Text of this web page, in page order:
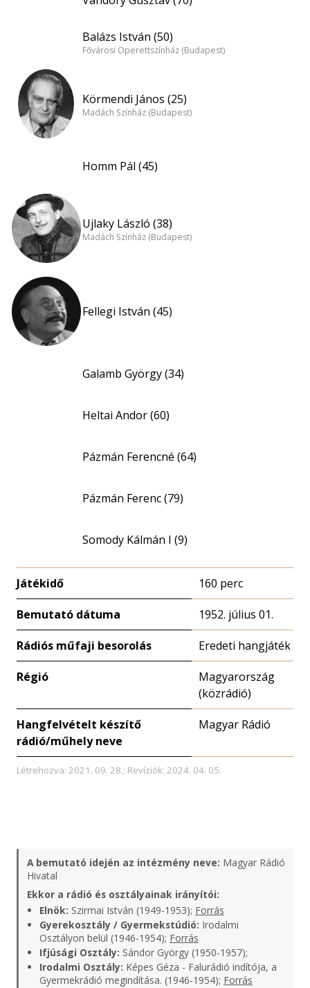
Balázs István (50)
Fővárosi Operettszínház (Budapest)
Körmendi János (25)
Madách Színház (Budapest)
Homm Pál (45)
Ujlaky László (38)
Madách Színház (Budapest)
Fellegi István (45)
Galamb György (34)
Heltai Andor (60)
Pázmán Ferencné (64)
Pázmán Ferenc (79)
Somody Kálmán I (9)
Játékidő 160 perc
Bemutató dátuma 1952. július 01.
Rádiós műfaji besorolás Eredeti hangjáték
Régió
Magyarország
(közrádió)
Hangfelvételt készítő
rádió/műhely neve
Magyar Rádió
Létrehozva: 2021. 09. 28.; Revíziók: 2024. 04. 05.
A bemutató idején az intézmény neve: Magyar Rádió
Hivatal
Ekkor a rádió és osztályainak irányítói:
Elnök: Szirmai István (1949-1953); Forrás
Gyerekosztály / Gyermekstúdió: Irodalmi
Osztályon belül (1946-1954); Forrás
Ifjúsági Osztály: Sándor György (1950-1957);
Irodalmi Osztály: Képes Géza - Falurádió indítója, a
Gyermekrádió megindítása. (1946-1954); Forrás